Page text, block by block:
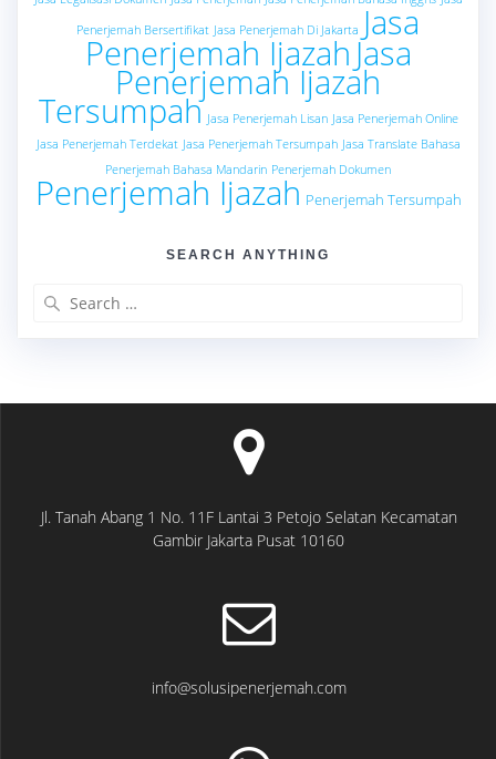
Penerjemah Bersertifikat Jasa Penerjemah Di Jakarta Jasa
Penerjemah Ijazah Jasa
Penerjemah Ijazah
Tersumpah Jasa Penerjemah Lisan Jasa Penerjemah Online
Jasa Penerjemah Terdekat Jasa Penerjemah Tersumpah Jasa Translate Bahasa
Penerjemah Bahasa Mandarin Penerjemah Dokumen
Penerjemah Ijazah Penerjemah Tersumpah
SEARCH ANYTHING
Jl. Tanah Abang 1 No. 11F Lantai 3 Petojo Selatan Kecamatan
Gambir Jakarta Pusat 10160
info@solusipenerjemah.com